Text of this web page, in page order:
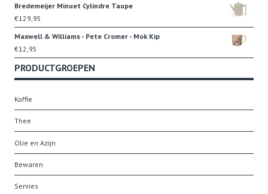
Bredemeijer Minuet Cylindre Taupe
€129,95
Maxwell & Williams - Pete Cromer - Mok Kip
€12,95
PRODUCTGROEPEN
Koffie
Thee
Olie en Azijn
Bewaren
Servies